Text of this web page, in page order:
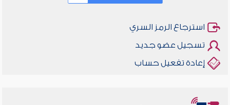
استرجاع الرمز السري
تسجيل عضو جديد
إعادة تفعيل حساب